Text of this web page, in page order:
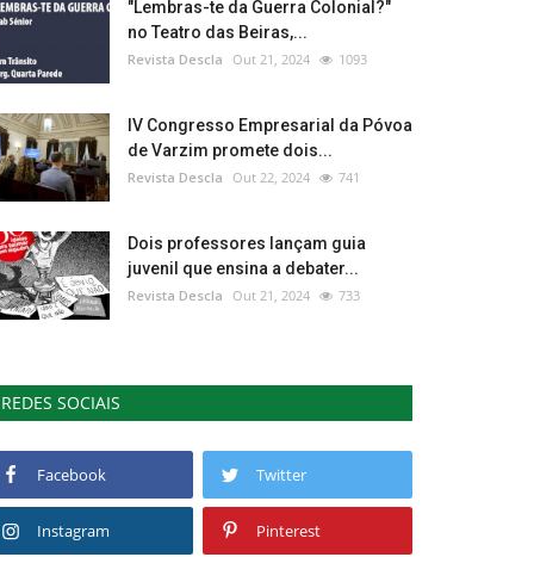
"Lembras-te da Guerra Colonial?"
no Teatro das Beiras,...
Revista Descla Out 21, 2024 1093
IV Congresso Empresarial da Póvoa
de Varzim promete dois...
Revista Descla Out 22, 2024 741
Dois professores lançam guia
juvenil que ensina a debater...
Revista Descla Out 21, 2024 733
REDES SOCIAIS
Facebook Twitter
Instagram Pinterest